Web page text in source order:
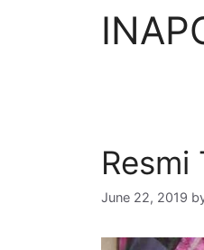
Resmi
June 22, 2019